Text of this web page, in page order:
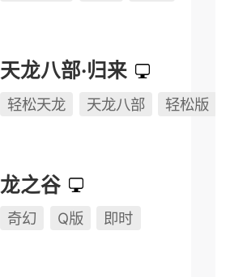
天龙八部·归来
轻松天龙 天龙八部 轻松版
龙之谷
奇幻 Q版 即时